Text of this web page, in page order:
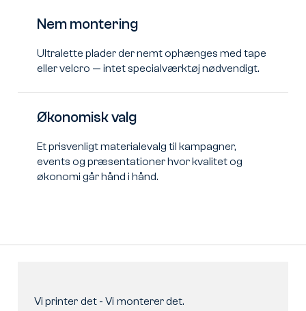
Nem montering
Ultralette plader der nemt ophænges med tape
eller velcro — intet specialværktøj nødvendigt.
Økonomisk valg
Et prisvenligt materialevalg til kampagner,
events og præsentationer hvor kvalitet og
økonomi går hånd i hånd.
Vi printer det - Vi monterer det.